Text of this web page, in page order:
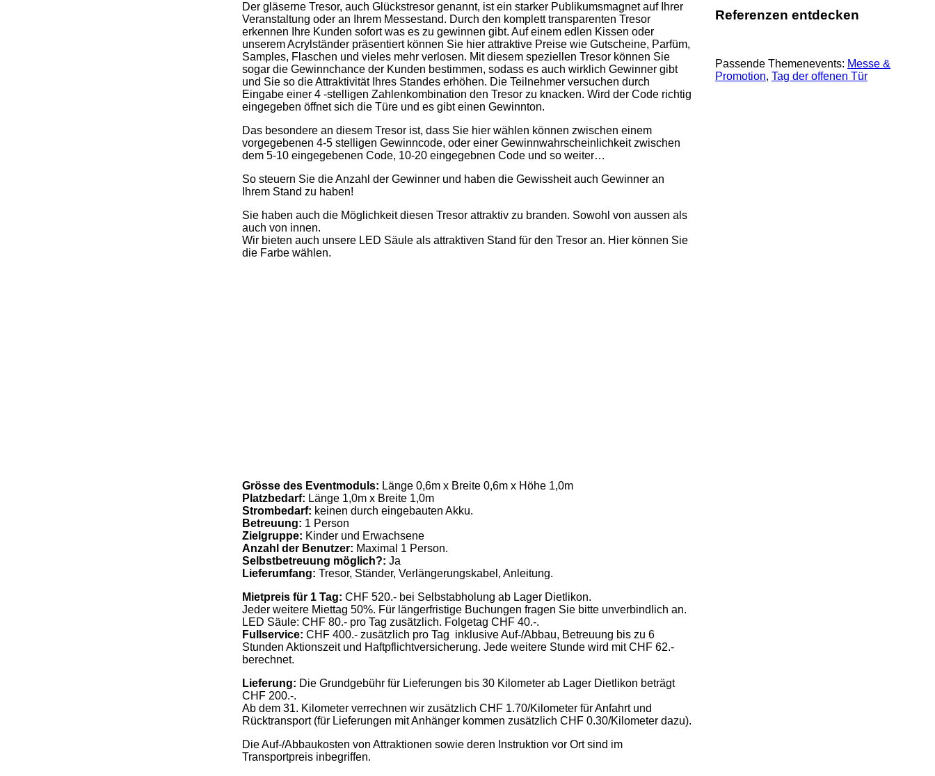
Der gläserne Tresor, auch Glückstresor genannt, ist ein starker Publikumsmagnet auf Ihrer
Veranstaltung oder an Ihrem Messestand. Durch den komplett transparenten Tresor
erkennen Ihre Kunden sofort was es zu gewinnen gibt. Auf einem edlen Kissen oder
unserem Acrylständer präsentiert können Sie hier attraktive Preise wie Gutscheine, Parfüm,
Samples, Flaschen und vieles mehr verlosen. Mit diesem speziellen Tresor können Sie
sogar die Gewinnchance der Kunden bestimmen, sodass es auch wirklich Gewinner gibt
und Sie so die Attraktivität Ihres Standes erhöhen. Die Teilnehmer versuchen durch
Eingabe einer 4 -stelligen Zahlenkombination den Tresor zu knacken. Wird der Code richtig
eingegeben öffnet sich die Türe und es gibt einen Gewinnton.
Das besondere an diesem Tresor ist, dass Sie hier wählen können zwischen einem
vorgegebenen 4-5 stelligen Gewinncode, oder einer Gewinnwahrscheinlichkeit zwischen
dem 5-10 eingegebenen Code, 10-20 eingegebnen Code und so weiter…
So steuern Sie die Anzahl der Gewinner und haben die Gewissheit auch Gewinner an
Ihrem Stand zu haben!
Sie haben auch die Möglichkeit diesen Tresor attraktiv zu branden. Sowohl von aussen als
auch von innen.
Wir bieten auch unsere LED Säule als attraktiven Stand für den Tresor an. Hier können Sie
die Farbe wählen.
Grösse des Eventmoduls: Länge 0,6m x Breite 0,6m x Höhe 1,0m
Platzbedarf: Länge 1,0m x Breite 1,0m
Strombedarf: keinen durch eingebauten Akku.
Betreuung: 1 Person
Zielgruppe: Kinder und Erwachsene
Anzahl der Benutzer: Maximal 1 Person.
Selbstbetreuung möglich?: Ja
Lieferumfang: Tresor, Ständer, Verlängerungskabel, Anleitung.
Mietpreis für 1 Tag: CHF 520.- bei Selbstabholung ab Lager Dietlikon.
Jeder weitere Miettag 50%. Für längerfristige Buchungen fragen Sie bitte unverbindlich an.
LED Säule: CHF 80.- pro Tag zusätzlich. Folgetag CHF 40.-.
Fullservice: CHF 400.- zusätzlich pro Tag inklusive Auf-/Abbau, Betreuung bis zu 6
Stunden Aktionszeit und Haftpflichtversicherung. Jede weitere Stunde wird mit CHF 62.-
berechnet.
Lieferung: Die Grundgebühr für Lieferungen bis 30 Kilometer ab Lager Dietlikon beträgt
CHF 200.-.
Ab dem 31. Kilometer verrechnen wir zusätzlich CHF 1.70/Kilometer für Anfahrt und
Rücktransport (für Lieferungen mit Anhänger kommen zusätzlich CHF 0.30/Kilometer dazu).
Die Auf-/Abbaukosten von Attraktionen sowie deren Instruktion vor Ort sind im
Transportpreis inbegriffen.
Referenzen entdecken
Passende Themenevents: Messe &
Promotion, Tag der offenen Tür